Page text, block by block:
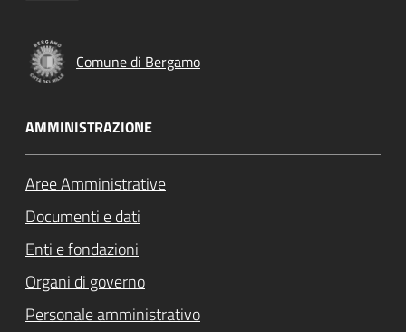
Comune di Bergamo
AMMINISTRAZIONE
Aree Amministrative
Documenti e dati
Enti e fondazioni
Organi di governo
Personale amministrativo